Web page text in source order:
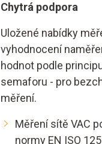
Chytrá podpora
Uložené nabídky
vyhodnocení
hodnot podle
semaforu - pro
měření.
Měření sítě VAC
normy EN ISO